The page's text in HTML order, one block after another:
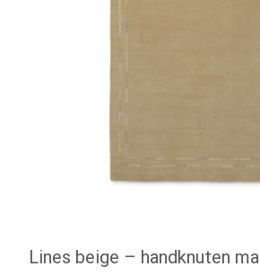
Lines beige – handknuten